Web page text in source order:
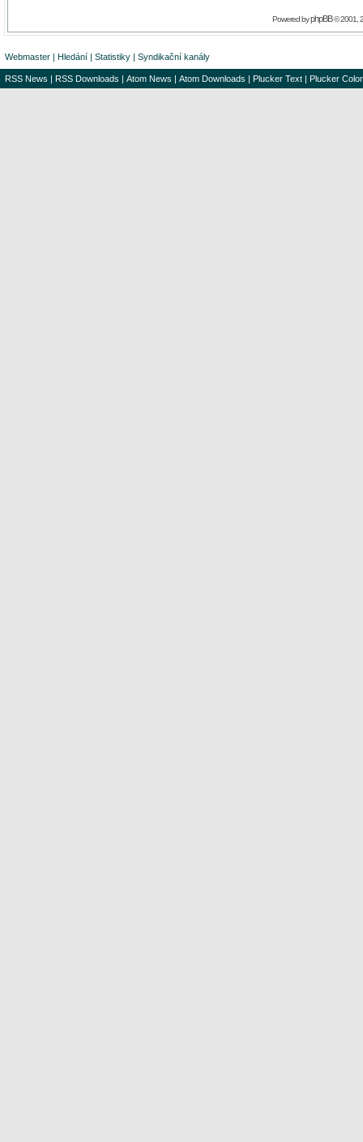
Powered byphpBB© 2001,
Webmaster | Hledání | Statistiky | Syndikační kanály
RSS News | RSS Downloads | Atom News | Atom Downloads | Plucker Text | Plucker Color